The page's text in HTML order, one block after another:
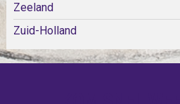
Zeeland
Zuid-Holland